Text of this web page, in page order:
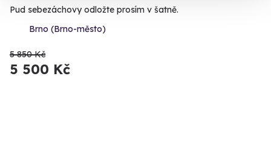
Pud sebezáchovy odložte prosím v šatně.
Brno (Brno-město)
5 850 Kč
5 500 Kč